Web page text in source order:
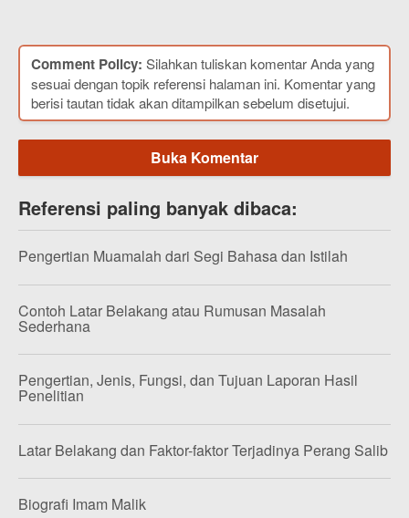
Comment Policy: Silahkan tuliskan komentar Anda yang
sesuai dengan topik referensi halaman ini. Komentar yang
berisi tautan tidak akan ditampilkan sebelum disetujui.
Buka Komentar
Referensi paling banyak dibaca:
Pengertian Muamalah dari Segi Bahasa dan Istilah
Contoh Latar Belakang atau Rumusan Masalah
Sederhana
Pengertian, Jenis, Fungsi, dan Tujuan Laporan Hasil
Penelitian
Latar Belakang dan Faktor-faktor Terjadinya Perang Salib
Biografi Imam Malik